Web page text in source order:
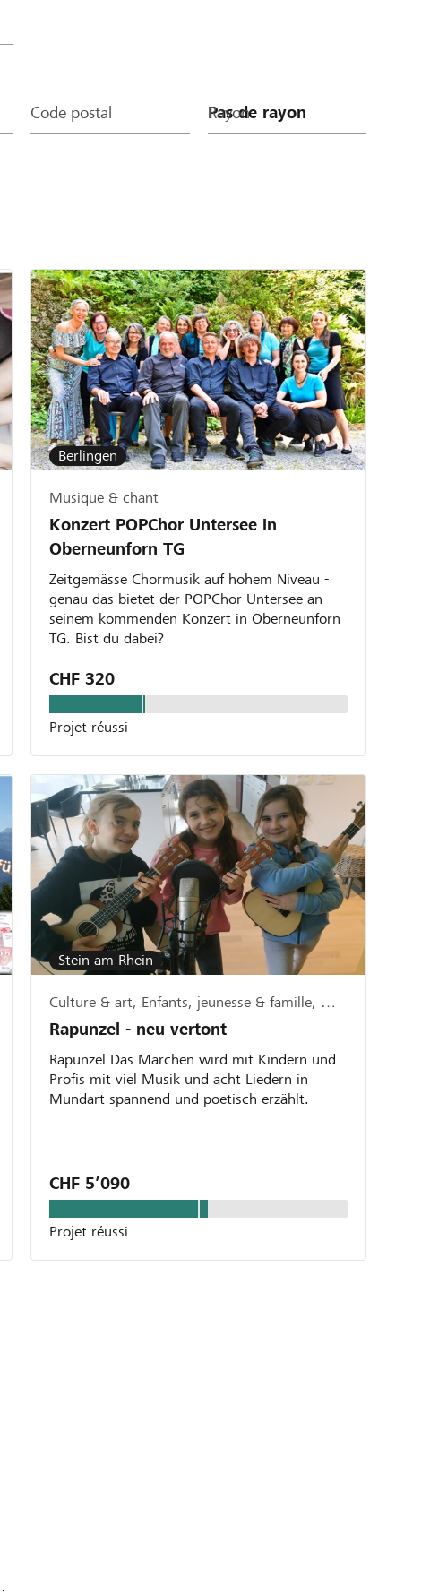
Code postal Rayon
Berlingen
Musique & chant
Konzert POPChor Untersee in
Oberneunforn TG
Zeitgemässe Chormusik auf hohem Niveau -
genau das bietet der POPChor Untersee an
seinem kommenden Konzert in Oberneunforn
TG. Bist du dabei?
CHF 320
Projet réussi
Stein am Rhein
Culture & art, Enfants, jeunesse & famille, Musique & chant
Rapunzel - neu vertont
Rapunzel Das Märchen wird mit Kindern und
Profis mit viel Musik und acht Liedern in
Mundart spannend und poetisch erzählt.
CHF 5’090
Projet réussi